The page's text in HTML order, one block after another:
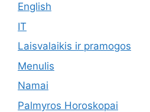
English
IT
Laisvalaikis ir pramogos
Menulis
Namai
Palmyros Horoskopai